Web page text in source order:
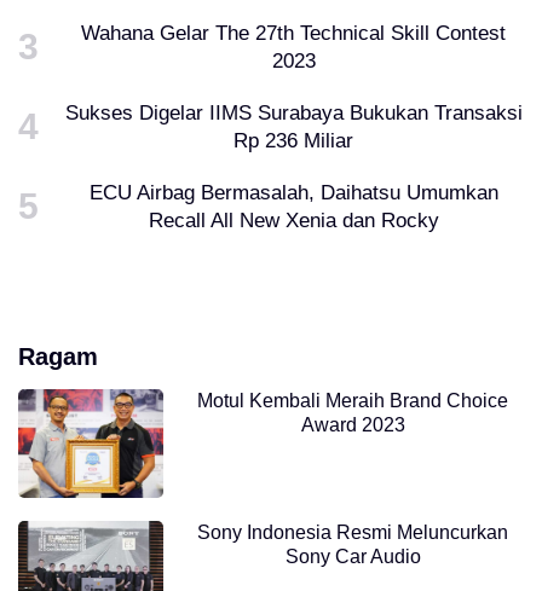
Wahana Gelar The 27th Technical Skill Contest
2023
Sukses Digelar IIMS Surabaya Bukukan Transaksi
Rp 236 Miliar
ECU Airbag Bermasalah, Daihatsu Umumkan
Recall All New Xenia dan Rocky
Ragam
Motul Kembali Meraih Brand Choice
Award 2023
Sony Indonesia Resmi Meluncurkan
Sony Car Audio